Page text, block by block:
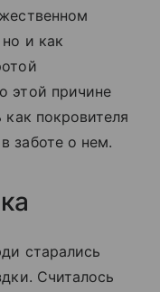
и как
этой причине
как покровителя
заботе о нем.
старались
Считалось